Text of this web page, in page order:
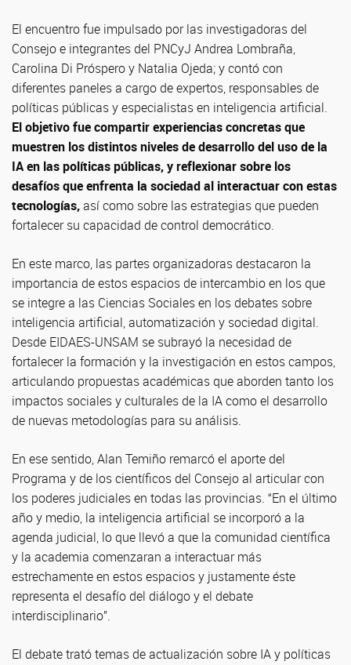
El encuentro fue impulsado por las investigadoras del
Consejo e integrantes del PNCyJ Andrea Lombraña,
Carolina Di Próspero y Natalia Ojeda; y contó con
diferentes paneles a cargo de expertos, responsables de
políticas públicas y especialistas en inteligencia artificial.
El objetivo fue compartir experiencias concretas que
muestren los distintos niveles de desarrollo del uso de la
IA en las políticas públicas, y reflexionar sobre los
desafíos que enfrenta la sociedad al interactuar con estas
tecnologías,así como sobre las estrategias que pueden
fortalecer su capacidad de control democrático.
En este marco, las partes organizadoras destacaron la
importancia de estos espacios de intercambio en los que
se integre a las Ciencias Sociales en los debates sobre
inteligencia artificial, automatización y sociedad digital.
Desde EIDAES-UNSAM se subrayó la necesidad de
fortalecer la formación y la investigación en estos campos,
articulando propuestas académicas que aborden tanto los
impactos sociales y culturales de la IA como el desarrollo
de nuevas metodologías para su análisis.
En ese sentido, Alan Temiño remarcó el aporte del
Programa y de los científicos del Consejo al articular con
los poderes judiciales en todas las provincias. “En el último
año y medio, la inteligencia artificial se incorporó a la
agenda judicial, lo que llevó a que la comunidad científica
y la academia comenzaran a interactuar más
estrechamente en estos espacios y justamente éste
representa el desafío del diálogo y el debate
interdisciplinario”.
El debate trató temas de actualización sobre IA y políticas